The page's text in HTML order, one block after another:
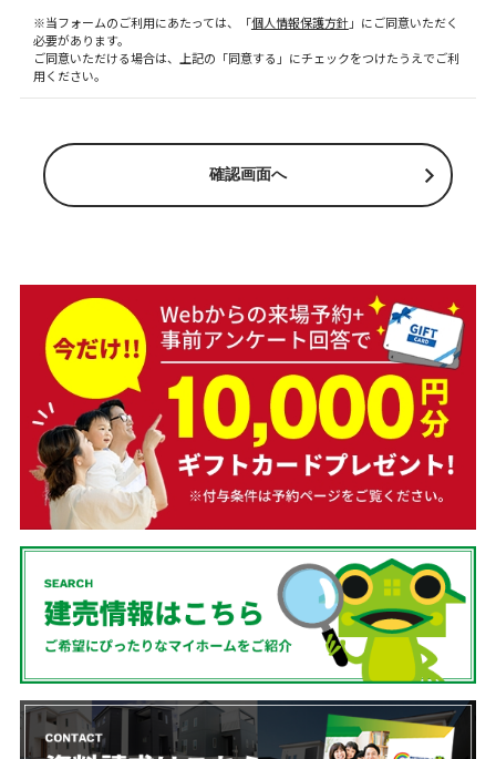
※当フォームのご利用にあたっては、「個人情報保護方針」にご同意いただく
必要があります。
ご同意いただける場合は、上記の「同意する」にチェックをつけたうえでご利
用ください。